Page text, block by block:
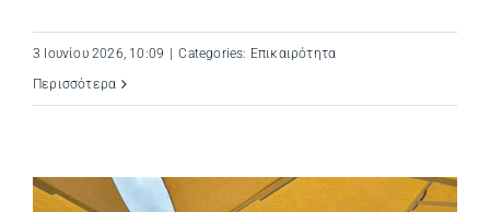
3 Ιουνίου 2026, 10:09 Categories: Επικαιρότητα
Περισσότερα